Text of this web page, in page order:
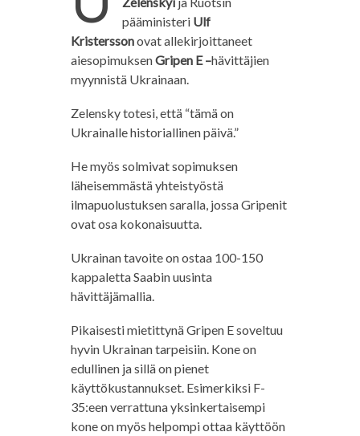
pääministeri Ulf
Kristerssonovat allekirjoittaneet
aiesopimuksenGripen E –hävittäjien
myynnistä Ukrainaan.
Zelensky totesi, että “tämä on
Ukrainalle historiallinen päivä.”
He myös solmivat sopimuksen
läheisemmästä yhteistyöstä
ilmapuolustuksen saralla, jossa Gripenit
ovat osa kokonaisuutta.
Ukrainan tavoite on ostaa 100-150
kappaletta Saabin uusinta
hävittäjämallia.
Pikaisesti mietittynä Gripen E soveltuu
hyvin Ukrainan tarpeisiin. Kone on
edullinen ja sillä on pienet
käyttökustannukset. Esimerkiksi F-
35:een verrattuna yksinkertaisempi
kone on myös helpompi ottaa käyttöön